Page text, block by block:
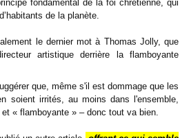
fondamental de la foi chrétienne, qui
de la planète.
le dernier mot à Thomas Jolly, que
artistique derrière la flamboyante
que, même s'il est dommage que les
soient irrités, au moins dans l'ensemble,
« flamboyante » – donc tout va bien.